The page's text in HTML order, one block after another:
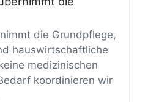
die Grundpflege,
hauswirtschaftliche
medizinischen
koordinieren wir